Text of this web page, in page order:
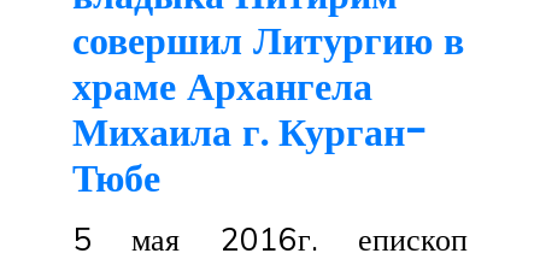
«Живоносный
источник»
совершил Литургию в
храме Архангела
Михаила г. Курган-
Тюбе
5 мая 2016г. епископ